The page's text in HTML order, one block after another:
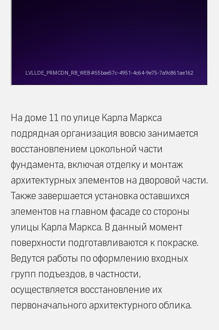
На доме 11 по улице Карла Маркса
подрядная организация вовсю занимается
восстановлением цокольной части
фундамента, включая отделку и монтаж
архитектурных элементов на дворовой части.
Также завершается установка оставшихся
элементов на главном фасаде со стороны
улицы Карла Маркса. В данный момент
поверхности подготавливаются к покраске.
Ведутся работы по оформлению входных
групп подъездов, в частности,
осуществляется восстановление их
первоначального архитектурного облика.